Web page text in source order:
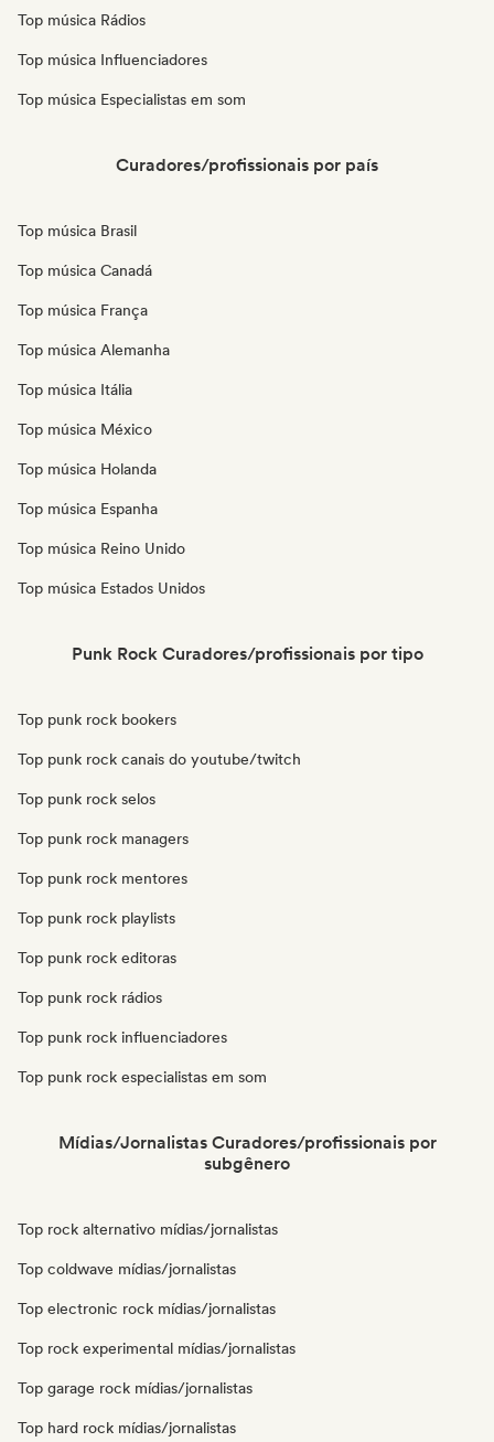
Top música Rádios
Top música Influenciadores
Top música Especialistas em som
Curadores/profissionais por país
Top música Brasil
Top música Canadá
Top música França
Top música Alemanha
Top música Itália
Top música México
Top música Holanda
Top música Espanha
Top música Reino Unido
Top música Estados Unidos
Punk Rock Curadores/profissionais por tipo
Top punk rock bookers
Top punk rock canais do youtube/twitch
Top punk rock selos
Top punk rock managers
Top punk rock mentores
Top punk rock playlists
Top punk rock editoras
Top punk rock rádios
Top punk rock influenciadores
Top punk rock especialistas em som
Mídias/Jornalistas Curadores/profissionais por
subgênero
Top rock alternativo mídias/jornalistas
Top coldwave mídias/jornalistas
Top electronic rock mídias/jornalistas
Top rock experimental mídias/jornalistas
Top garage rock mídias/jornalistas
Top hard rock mídias/jornalistas